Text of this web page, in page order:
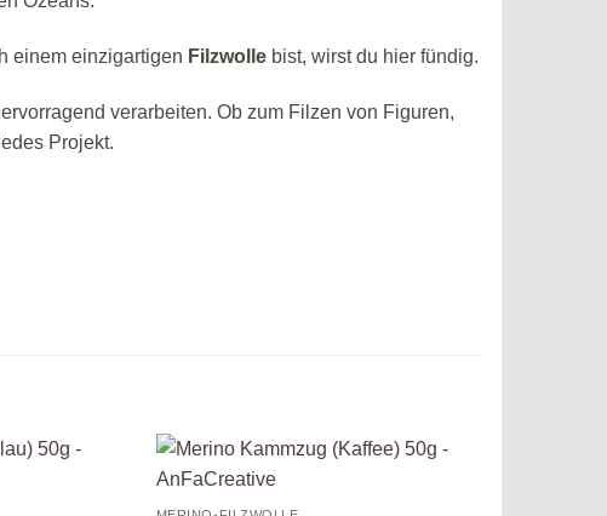
einem einzigartigen Filzwolle bist, wirst du hier fündig.
verarbeiten. Ob zum Filzen von Figuren,
Projekt.